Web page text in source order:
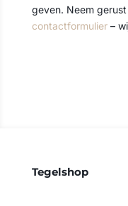
geven. Neem
contactformulier–
Tegelshop